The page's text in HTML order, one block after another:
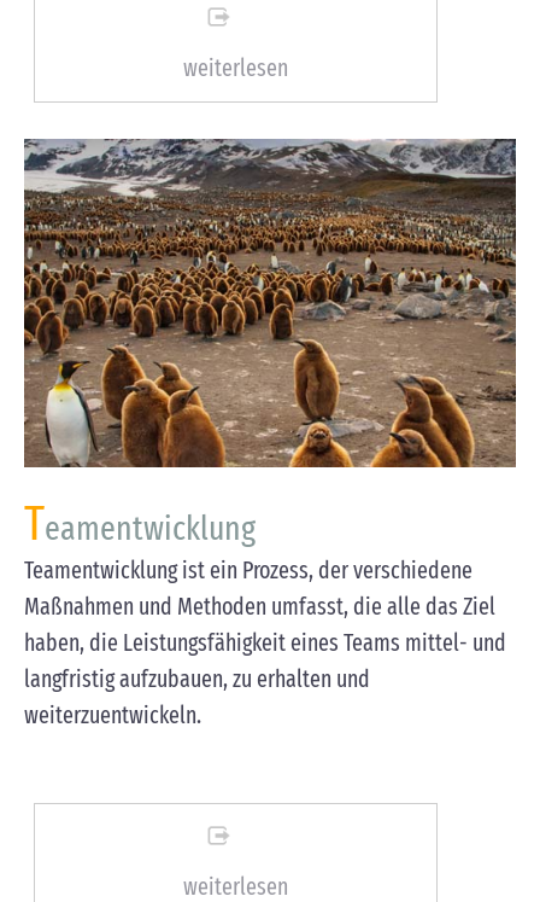
weiterlesen
Teamentwicklung
Teamentwicklung ist ein Prozess, der verschiedene
Maßnahmen und Methoden umfasst, die alle das Ziel
haben, die Leistungsfähigkeit eines Teams mittel- und
langfristig aufzubauen, zu erhalten und
weiterzuentwickeln.
weiterlesen